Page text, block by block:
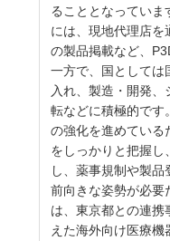
ることとなっていま
には、現地代理店を
の製品掲載など、
一方で、国としては
入れ、製造・開発
転などに積極的です
の強化を進めている
をしっかりと把握し
し、薬事規制や製品
前向きな姿勢が必要
は、東京都との連携
えた海外向け医療機